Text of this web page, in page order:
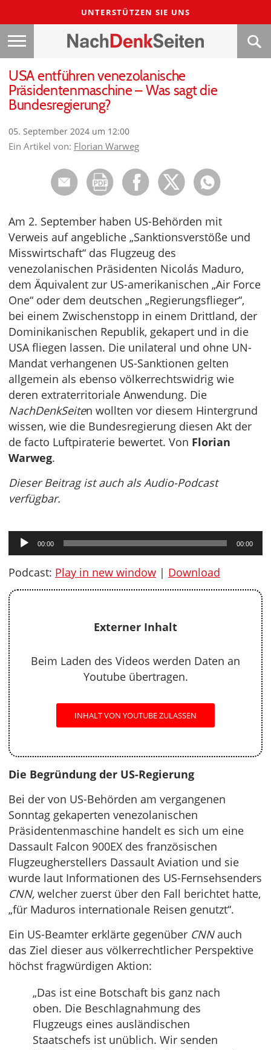
UNTERSTÜTZEN SIE UNS
USA entführen venezolanische
Präsidentenmaschine – Was sagt die
Bundesregierung?
05. September 2024 um 12:00
Ein Artikel von: Florian Warweg
Am 2. September haben US-Behörden mit
Verweis auf angebliche „Sanktionsverstöße und
Misswirtschaft“ das Flugzeug des
venezolanischen Präsidenten Nicolás Maduro,
dem Äquivalent zur US-amerikanischen „Air Force
One“ oder dem deutschen „Regierungsflieger“,
bei einem Zwischenstopp in einem Drittland, der
Dominikanischen Republik, gekapert und in die
USA fliegen lassen. Die unilateral und ohne UN-
Mandat verhangenen US-Sanktionen gelten
allgemein als ebenso völkerrechtswidrig wie
deren extraterritoriale Anwendung. Die
NachDenkSeiten wollten vor diesem Hintergrund
wissen, wie die Bundesregierung diesen Akt der
de facto Luftpiraterie bewertet. Von Florian
Warweg.
Dieser Beitrag ist auch als Audio-Podcast
verfügbar.
Audio-
Player
00:00 00:00
Podcast: Play in new window | Download
Externer Inhalt
Beim Laden des Videos werden Daten an
Youtube übertragen.
INHALT VON YOUTUBE ZULASSEN
Die Begründung der US-Regierung
Bei der von US-Behörden am vergangenen
Sonntag gekaperten venezolanischen
Präsidentenmaschine handelt es sich um eine
Dassault Falcon 900EX des französischen
Flugzeugherstellers Dassault Aviation und sie
wurde laut Informationen des US-Fernsehsenders
CNN, welcher zuerst über den Fall berichtet hatte,
„für Maduros internationale Reisen genutzt“.
Ein US-Beamter erklärte gegenüber CNNauch
das Ziel dieser aus völkerrechtlicher Perspektive
höchst fragwürdigen Aktion:
„Das ist eine Botschaft bis ganz nach
oben. Die Beschlagnahmung des
Flugzeugs eines ausländischen
Staatschefs ist unüblich. Wir senden